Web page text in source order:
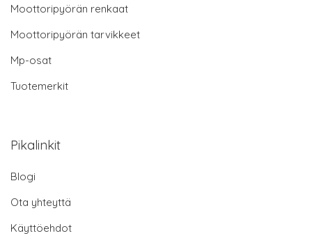
Moottoripyörän renkaat
Moottoripyörän tarvikkeet
Mp-osat
Tuotemerkit
Pikalinkit
Blogi
Ota yhteyttä
Käyttöehdot